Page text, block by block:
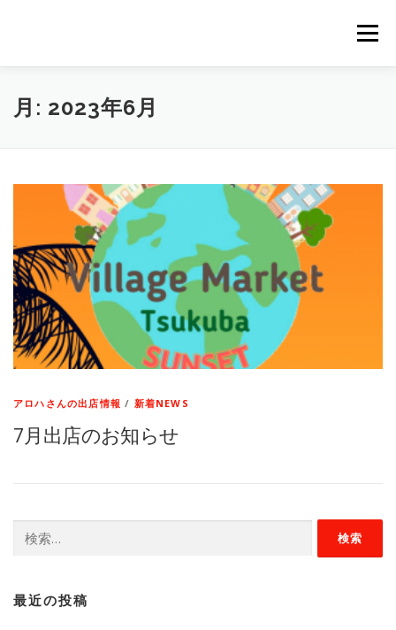
メニュー
HOME NEWS
出店のご案内（直販）
月: 2023年6月
アロハさんの出店情報 / 新着NEWS
7月出店のお知らせ
索:
最近の投稿